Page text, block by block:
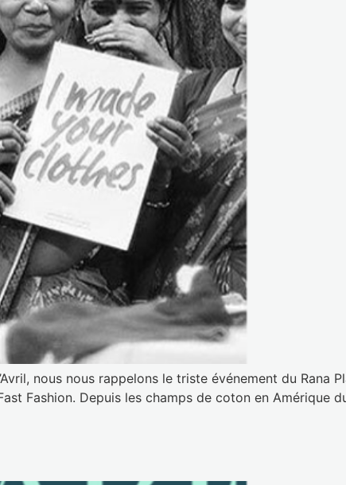
nous nous rappelons le triste événement du Rana
Fashion. Depuis les champs de coton en Amérique